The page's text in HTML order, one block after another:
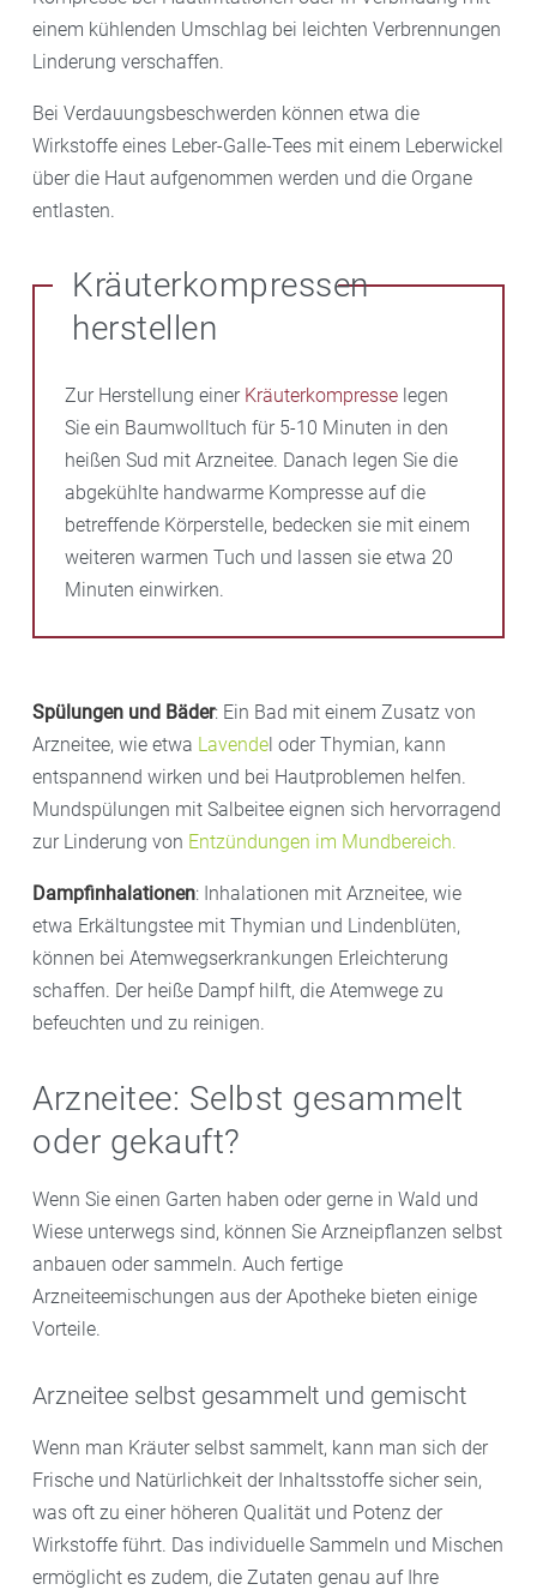
einem kühlenden Umschlag bei leichten Verbrennungen
Linderung verschaffen.
Bei Verdauungsbeschwerden können etwa die
Wirkstoffe eines Leber-Galle-Tees mit einem Leberwickel
über die Haut aufgenommen werden und die Organe
entlasten.
Kräuterkompressen
herstellen
Zur Herstellung einer Kräuterkompresse legen
Sie ein Baumwolltuch für 5-10 Minuten in den
heißen Sud mit Arzneitee. Danach legen Sie die
abgekühlte handwarme Kompresse auf die
betreffende Körperstelle, bedecken sie mit einem
weiteren warmen Tuch und lassen sie etwa 20
Minuten einwirken.
Spülungen und Bäder: Ein Bad mit einem Zusatz von
Arzneitee, wie etwa Lavendel oder Thymian, kann
entspannend wirken und bei Hautproblemen helfen.
Mundspülungen mit Salbeitee eignen sich hervorragend
zur Linderung von Entzündungen im Mundbereich.
Dampfinhalationen: Inhalationen mit Arzneitee, wie
etwa Erkältungstee mit Thymian und Lindenblüten,
können bei Atemwegserkrankungen Erleichterung
schaffen. Der heiße Dampf hilft, die Atemwege zu
befeuchten und zu reinigen.
Arzneitee: Selbst gesammelt
oder gekauft?
Wenn Sie einen Garten haben oder gerne in Wald und
Wiese unterwegs sind, können Sie Arzneipflanzen selbst
anbauen oder sammeln. Auch fertige
Arzneiteemischungen aus der Apotheke bieten einige
Vorteile.
Arzneitee selbst gesammelt und gemischt
Wenn man Kräuter selbst sammelt, kann man sich der
Frische und Natürlichkeit der Inhaltsstoffe sicher sein,
was oft zu einer höheren Qualität und Potenz der
Wirkstoffe führt. Das individuelle Sammeln und Mischen
ermöglicht es zudem, die Zutaten genau auf Ihre